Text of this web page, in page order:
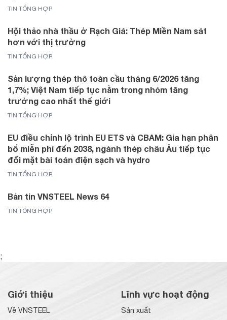
TIN TỔNG HỢP
Hội thảo nhà thầu ở Rạch Giá: Thép Miền Nam sát
hơn với thị trường
TIN TỔNG HỢP
Sản lượng thép thô toàn cầu tháng 6/2026 tăng
1,7%; Việt Nam tiếp tục nằm trong nhóm tăng
trưởng cao nhất thế giới
TIN TỔNG HỢP
EU điều chỉnh lộ trình EU ETS và CBAM: Gia hạn phân
bổ miễn phí đến 2038, ngành thép châu Âu tiếp tục
đối mặt bài toán điện sạch và hydro
TIN TỔNG HỢP
Bản tin VNSTEEL News 64
TIN TỔNG HỢP
;
Giới thiệu
Về VNSTEEL
Lĩnh vực hoạt động
Sản xuất